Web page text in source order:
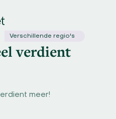
Verschillende regio's
verdient
meer!